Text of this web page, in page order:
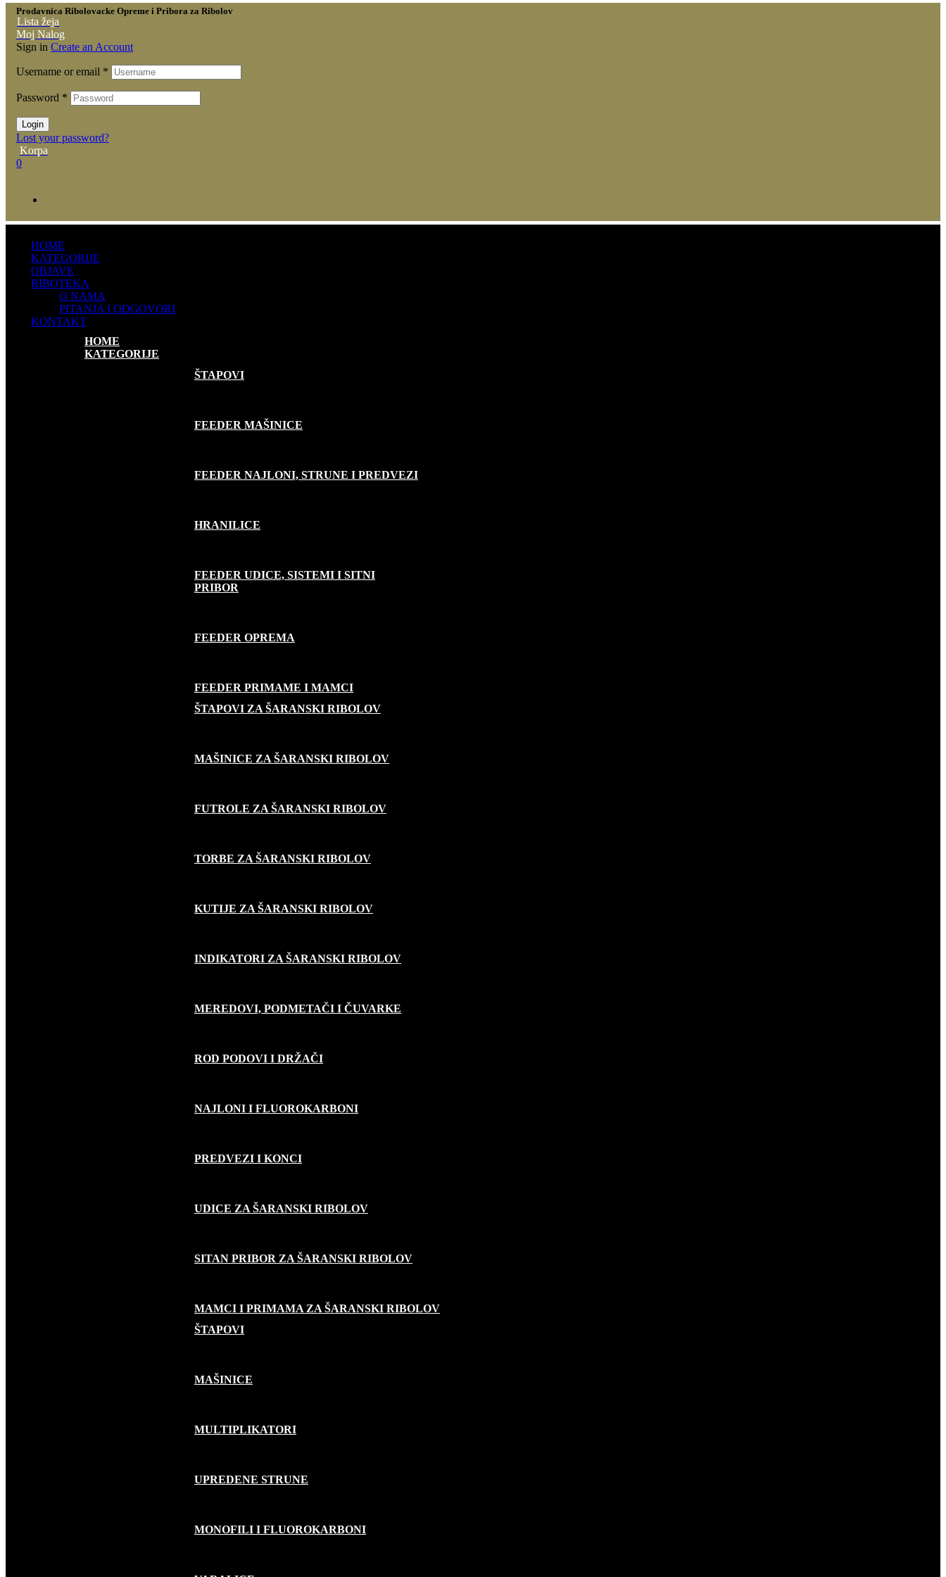
Prodavnica Ribolovacke Opreme i Pribora za Ribolov
Lista žeja
Moj Nalog
Sign in Create an Account
Username or email *
Password *
Login
Lost your password?
Korpa
0
HOME
KATEGORIJE
OBJAVE
RIBOTEKA
O NAMA
PITANJA I ODGOVORI
KONTAKT
HOME
KATEGORIJE
FEEDER RIBOLOV
ŠTAPOVI
FEEDER MAŠINICE
FEEDER NAJLONI, STRUNE I PREDVEZI
HRANILICE
FEEDER UDICE, SISTEMI I SITNI
PRIBOR
FEEDER OPREMA
FEEDER PRIMAME I MAMCI
ŠARANSKI RIBOLOV
ŠTAPOVI ZA ŠARANSKI RIBOLOV
MAŠINICE ZA ŠARANSKI RIBOLOV
FUTROLE ZA ŠARANSKI RIBOLOV
TORBE ZA ŠARANSKI RIBOLOV
KUTIJE ZA ŠARANSKI RIBOLOV
INDIKATORI ZA ŠARANSKI RIBOLOV
MEREDOVI, PODMETAČI I ČUVARKE
ROD PODOVI I DRŽAČI
NAJLONI I FLUOROKARBONI
PREDVEZI I KONCI
UDICE ZA ŠARANSKI RIBOLOV
SITAN PRIBOR ZA ŠARANSKI RIBOLOV
MAMCI I PRIMAMA ZA ŠARANSKI RIBOLOV
RIBOLOV GRABLJIVICA
ŠTAPOVI
MAŠINICE
MULTIPLIKATORI
UPREDENE STRUNE
MONOFILI I FLUOROKARBONI